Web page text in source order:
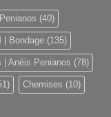
(40)
| Bondage (135)
| Anéis Penianos (78)
Chemises (10)